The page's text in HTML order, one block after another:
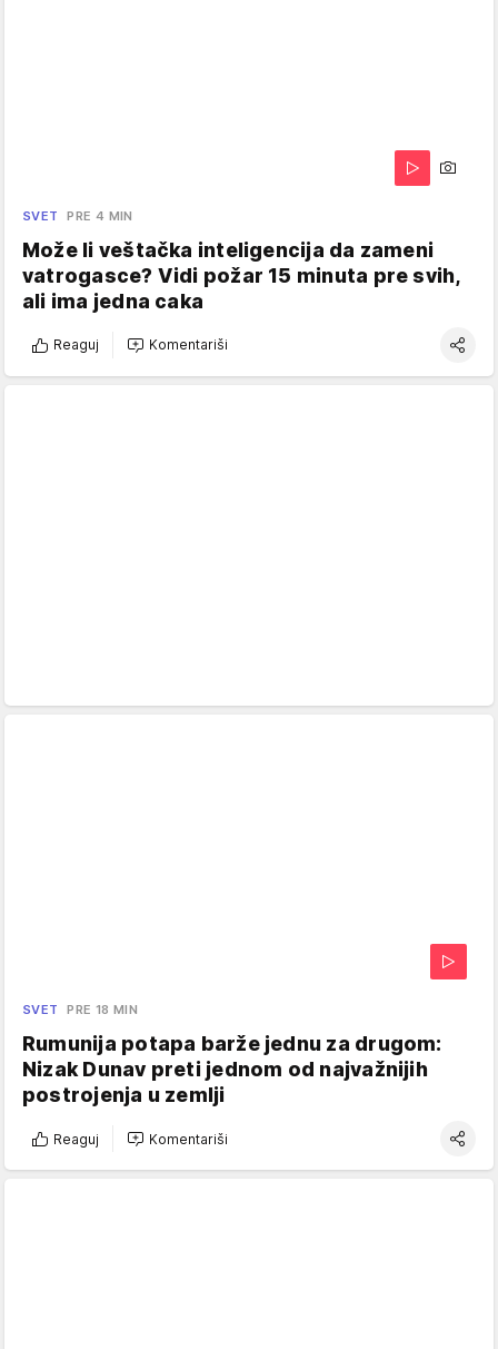
SVET PRE 4 MIN
Može li veštačka inteligencija da zameni
vatrogasce? Vidi požar 15 minuta pre svih,
ali ima jedna caka
Reaguj Komentariši
SVET PRE 18 MIN
Rumunija potapa barže jednu za drugom:
Nizak Dunav preti jednom od najvažnijih
postrojenja u zemlji
Reaguj Komentariši